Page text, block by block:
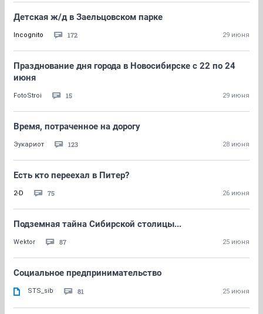
Детская ж/д в Заельцовском парке
Incognito 172 29 июня
Празднование дня города в Новосибирске с 22 по 24
июня
FotoStroi 15 29 июня
Время, потраченное на дорогу
Эукариот 123 28 июня
Есть кто переехал в Питер?
2-D 75 26 июня
Подземная тайна Сибирской столицы...
Wektor 87 25 июня
Социальное предпринимательство
STS_sib 81 25 июня